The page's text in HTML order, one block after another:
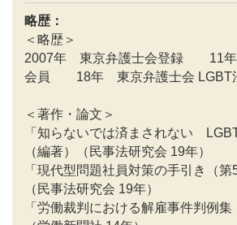
略歴：
＜略歴＞
2007年 東京弁護士会登録 11
会員 18年 東京弁護士会 LGBT
＜著作・論文＞
「知らないでは済まされない
（編著）（民事法研究会 19年）
「現代型問題社員対策の手引き（第
（民事法研究会 19年）
「労働裁判における解雇事件判例集